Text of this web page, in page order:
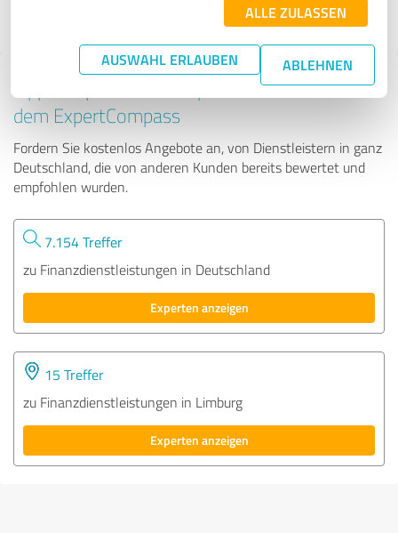
ALLE ZULASSEN
AUSWAHL ERLAUBEN ABLEHNEN
Tipp: Die passenden Experten finden - mit
dem ExpertCompass
Fordern Sie kostenlos Angebote an, von Dienstleistern in ganz
Deutschland, die von anderen Kunden bereits bewertet und
empfohlen wurden.
7.154 Treffer
zu Finanzdienstleistungen in Deutschland
Experten anzeigen
15 Treffer
zu Finanzdienstleistungen in Limburg
Experten anzeigen